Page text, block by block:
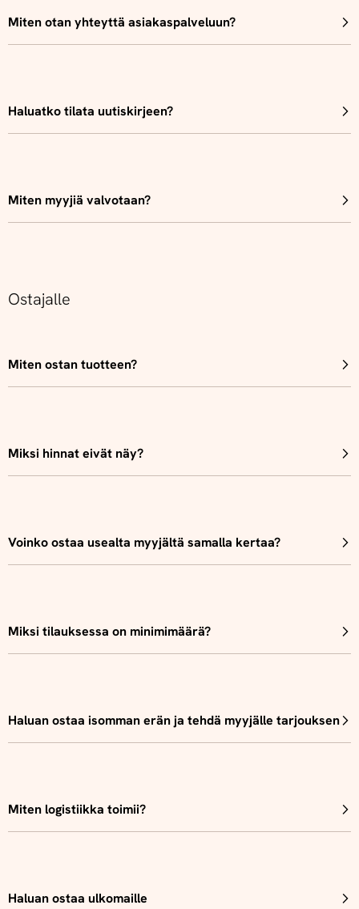
Miten otan yhteyttä asiakaspalveluun?
Haluatko tilata uutiskirjeen?
Miten myyjiä valvotaan?
Ostajalle
Miten ostan tuotteen?
Miksi hinnat eivät näy?
Voinko ostaa usealta myyjältä samalla kertaa?
Miksi tilauksessa on minimimäärä?
Haluan ostaa isomman erän ja tehdä myyjälle tarjouksen
Miten logistiikka toimii?
Haluan ostaa ulkomaille